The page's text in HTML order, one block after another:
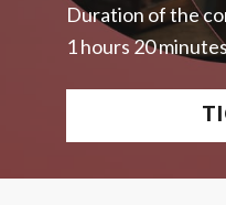
Duration of the
1 hours 20